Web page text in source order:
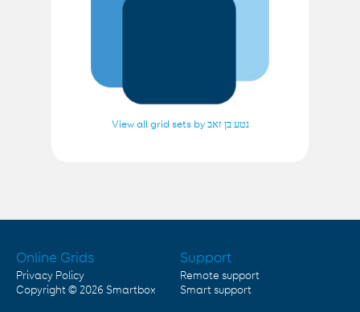
View all grid sets by נטע בן זאב
Online Grids
Privacy Policy
Copyright © 2026 Smartbox
Support
Remote support
Smart support